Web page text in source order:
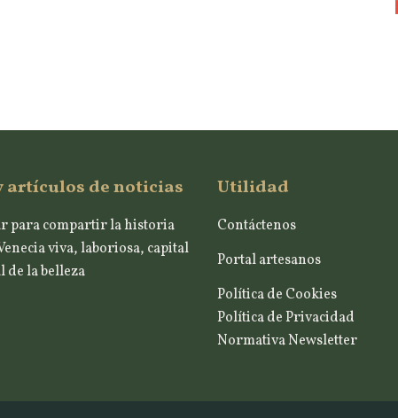
artículos de noticias
para compartir la historia
viva, laboriosa, capital
de la belleza
Utilidad
Contáctenos
Portal artesanos
Política de Cookies
Política de Privacidad
Normativa Newsletter